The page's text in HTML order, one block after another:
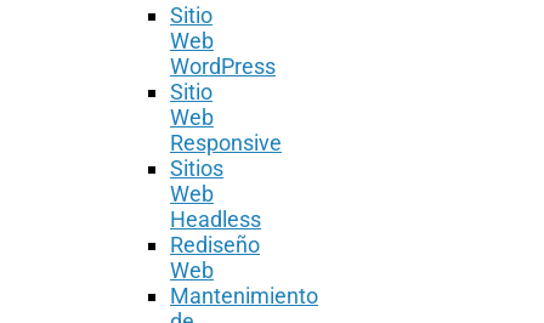
Sitio
Web
WordPress
Sitio
Web
Responsive
Sitios
Web
Headless
Rediseño
Web
Mantenimiento